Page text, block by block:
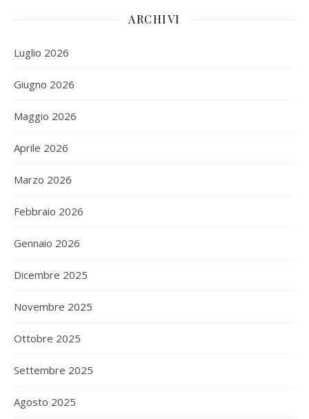
ARCHIVI
Luglio 2026
Giugno 2026
Maggio 2026
Aprile 2026
Marzo 2026
Febbraio 2026
Gennaio 2026
Dicembre 2025
Novembre 2025
Ottobre 2025
Settembre 2025
Agosto 2025